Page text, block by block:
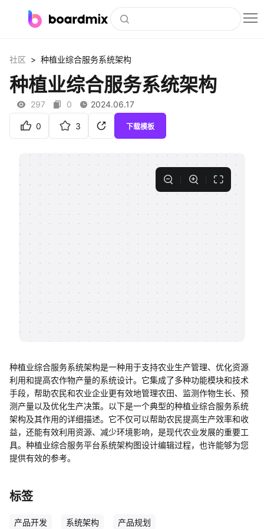
社区资源
下载
私有化部署
客户案例
支持
帮助中心
知识分享社区
社区 > 种植业综合服务系统架构
种植业综合服务系统架构
297 0 2024.06.17
0 3 下载模板
种植业综合服务系统架构是一种用于支持农业生产管理、优化资源
利用和提高农作物产量的系统设计。它集成了多种功能模块和技术
手段，帮助农民和农业企业更有效地管理农田、监测作物生长、预
测产量以及优化生产决策。以下是一个典型的种植业综合服务系统
架构及其作用的详细描述。它不仅可以帮助农民提高生产效率和收
益，还能有效利用资源、减少环境影响，是现代农业发展的重要工
具。种植业综合服务平台系统架构图设计编辑过程，也许能够为您
提供有效的参考。
标签
产品开发 系统架构 产品规划